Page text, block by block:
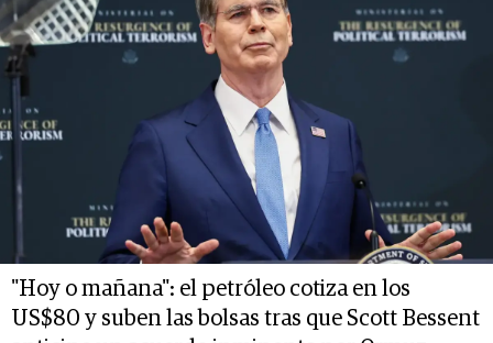
"Hoy o mañana": el petróleo cotiza en los
US$80 y suben las bolsas tras que Scott Bessent